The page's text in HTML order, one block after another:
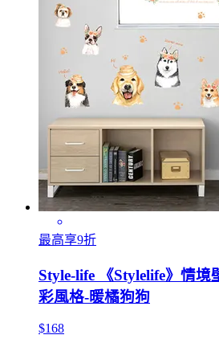
最高享9折
Style-life 《Stylelife》情
彩風格-暖橘狗狗
$168